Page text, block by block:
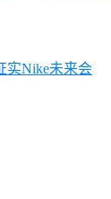
实Nike未来会